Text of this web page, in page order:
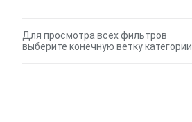
Для просмотра всех фильтров
выберите конечную ветку категории